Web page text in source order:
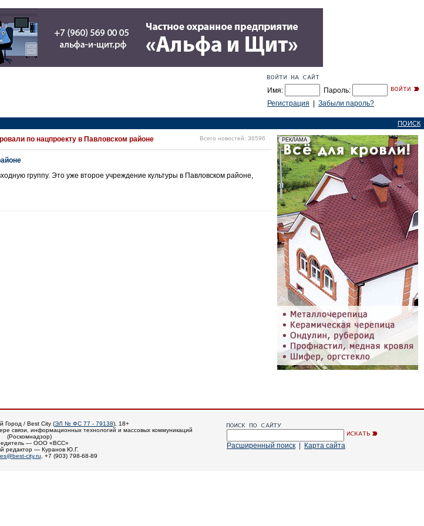
Имя:
Пароль:
Регистрация
Забыли пароль?
ПОИСК
по нацпроекту в Павловском районе Всего новостей: 36596
группу. Это уже второе учреждение культуры в Павловском районе,
Город / Best City (ЭЛ № ФС 77 - 79138), 18+
связи, информационных технологий и массовых коммуникаций
(Роскомнадзор)
— ООО «ВСС»
редактор — Куранов Ю.Г.
city.ru , +7 (903) 798-68-89
Расширенный поиск Карта сайта